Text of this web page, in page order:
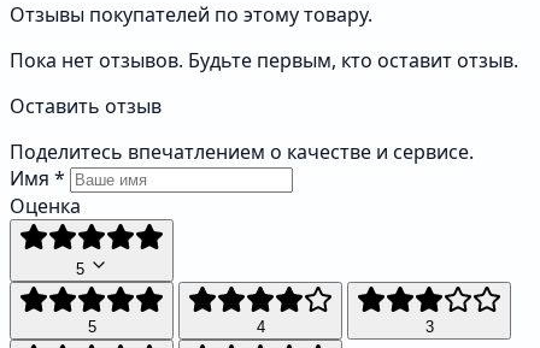
Отзывы покупателей по этому товару.
Пока нет отзывов. Будьте первым, кто оставит отзыв.
Оставить отзыв
Поделитесь впечатлением о качестве и сервисе.
Имя *
Оценка
5
5 4 3